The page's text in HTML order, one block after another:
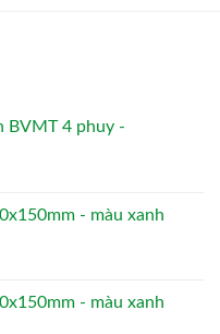
BVMT 4 phuy -
- màu xanh
- màu xanh